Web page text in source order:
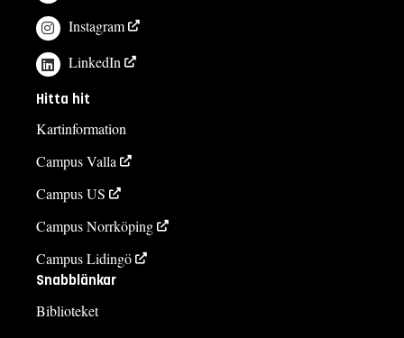
Instagram
LinkedIn
Hitta hit
Kartinformation
Campus Valla
Campus US
Campus Norrköping
Campus Lidingö
Snabblänkar
Biblioteket